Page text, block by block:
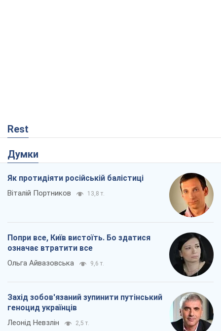
Rest
Думки
Як протидіяти російській балістиці
Віталій Портников 13,8 т.
Попри все, Київ вистоїть. Бо здатися
означає втратити все
Ольга Айвазовська 9,6 т.
Захід зобов'язаний зупинити путінський
геноцид українців
Леонід Невзлін 2,5 т.